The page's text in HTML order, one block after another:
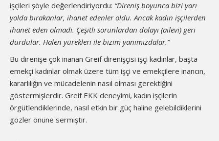
işçileri şöyle değerlendiriyordu: “Direniş boyunca bizi yarı
yolda bırakanlar, ihanet edenler oldu. Ancak kadın işçilerden
ihanet eden olmadı. Çeşitli sorunlardan dolayı (ailevi) geri
durdular. Halen yürekleri ile bizim yanımızdalar.”
Bu direnişe çok inanan Greif direnişçisi işçi kadınlar, başta
emekçi kadınlar olmak üzere tüm işçi ve emekçilere inancın,
kararlılığın ve mücadelenin nasıl olması gerektiğini
göstermişlerdir. Greif EKK deneyimi, kadın işçilerin
örgütlendiklerinde, nasıl etkin bir güç haline gelebildiklerini
gözler önüne sermiştir.